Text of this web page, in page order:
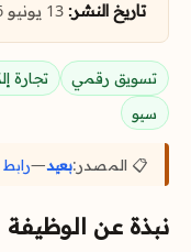
تاريخ النشر:
تسويق رقمي تجارة
سيو
📋 المصدر:بعيد—رابط
نبذة عن الوظيفة